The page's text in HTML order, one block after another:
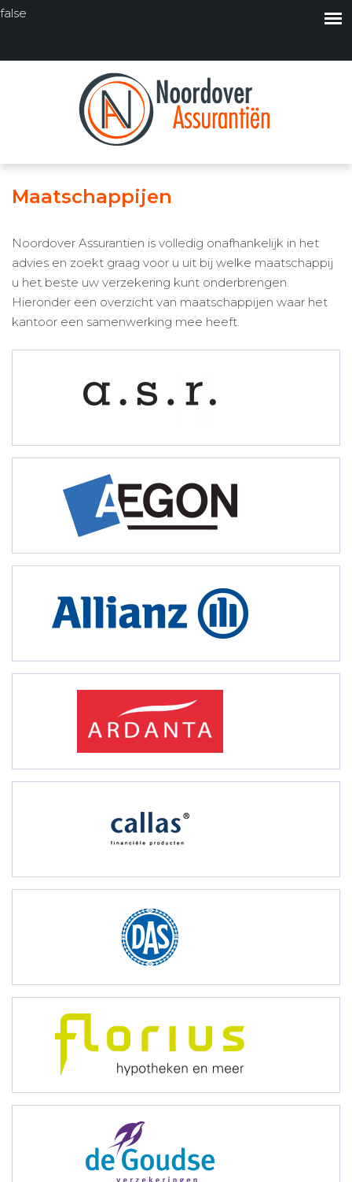
false
Maatschappijen
Noordover Assurantien is volledig onafhankelijk in het
advies en zoekt graag voor u uit bij welke maatschappij
u het beste uw verzekering kunt onderbrengen.
Hieronder een overzicht van maatschappijen waar het
kantoor een samenwerking mee heeft.